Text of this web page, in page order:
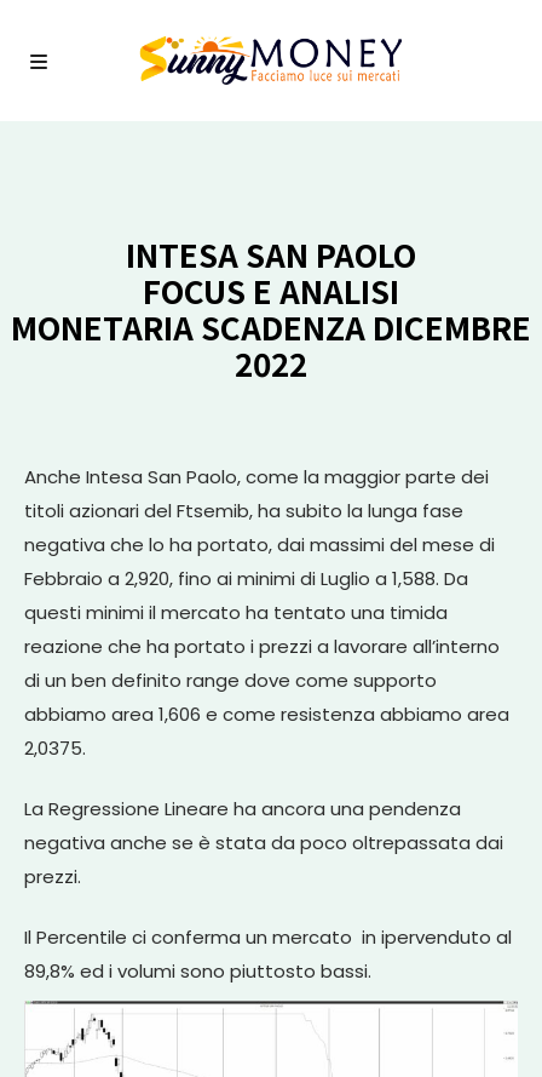
INTESA SAN PAOLO
FOCUS E ANALISI
MONETARIASCADENZA DICEMBRE
2022
Anche Intesa San Paolo, come la maggior parte dei
titoli azionari del Ftsemib, ha subito la lunga fase
negativa che lo ha portato, dai massimi del mese di
Febbraio a 2,920, fino ai minimi di Luglio a 1,588. Da
questi minimi il mercato ha tentato una timida
reazione che ha portato i prezzi a lavorare all’interno
di un ben definito range dove come supporto
abbiamo area 1,606 e come resistenza abbiamo area
2,0375.
La Regressione Lineare ha ancora una pendenza
negativa anche se è stata da poco oltrepassata dai
prezzi.
Il Percentile ci conferma un mercato in ipervenduto al
89,8% ed i volumi sono piuttosto bassi.